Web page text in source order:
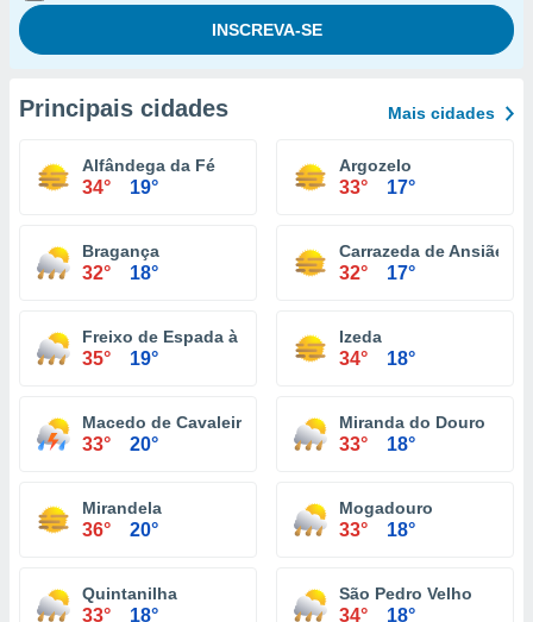
Principais cidades Mais cidades
Alfândega da Fé
34° 19°
Argozelo
33° 17°
Bragança
32° 18°
Carrazeda de Ansiães
32° 17°
Freixo de Espada à Cinta
35° 19°
Izeda
34° 18°
Macedo de Cavaleiros
33° 20°
Miranda do Douro
33° 18°
Mirandela
36° 20°
Mogadouro
33° 18°
Quintanilha
33° 18°
São Pedro Velho
34° 18°